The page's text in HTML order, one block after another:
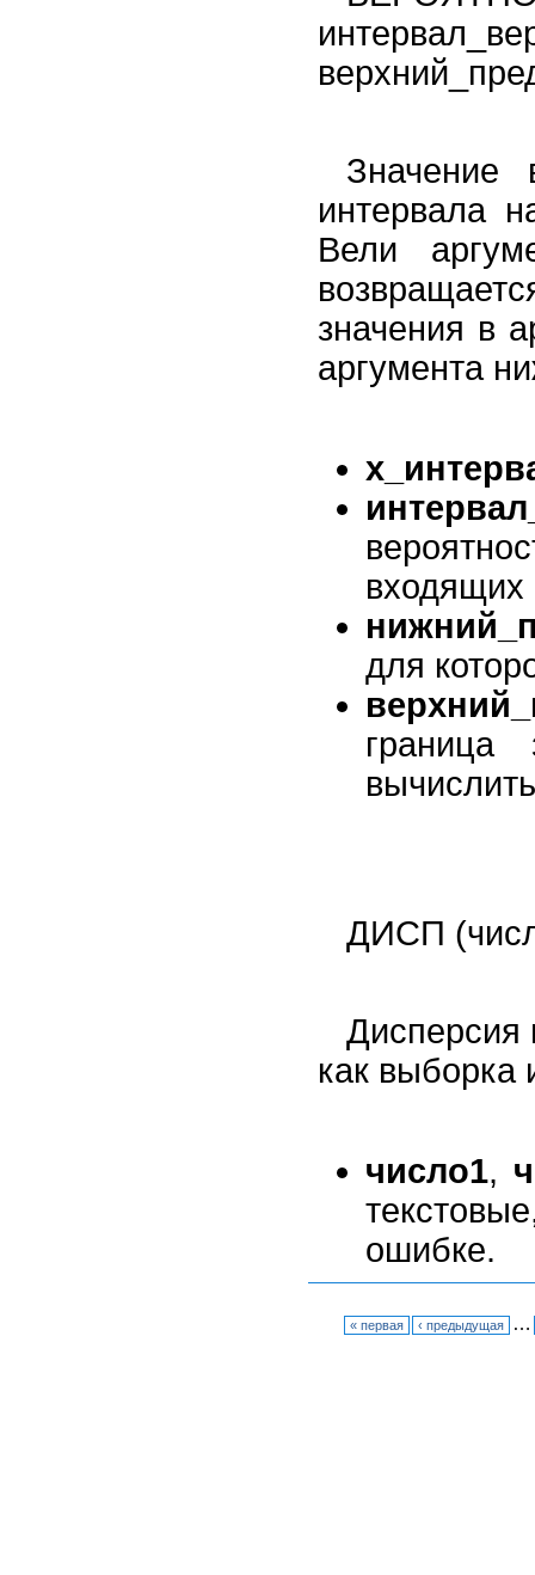
Значение
интервала
Вели
значения в
аргумента
входящих
для
граница
ДИСП
Дисперсия
как выборка
число1,
ошибке.
« первая ‹ предыдущая …